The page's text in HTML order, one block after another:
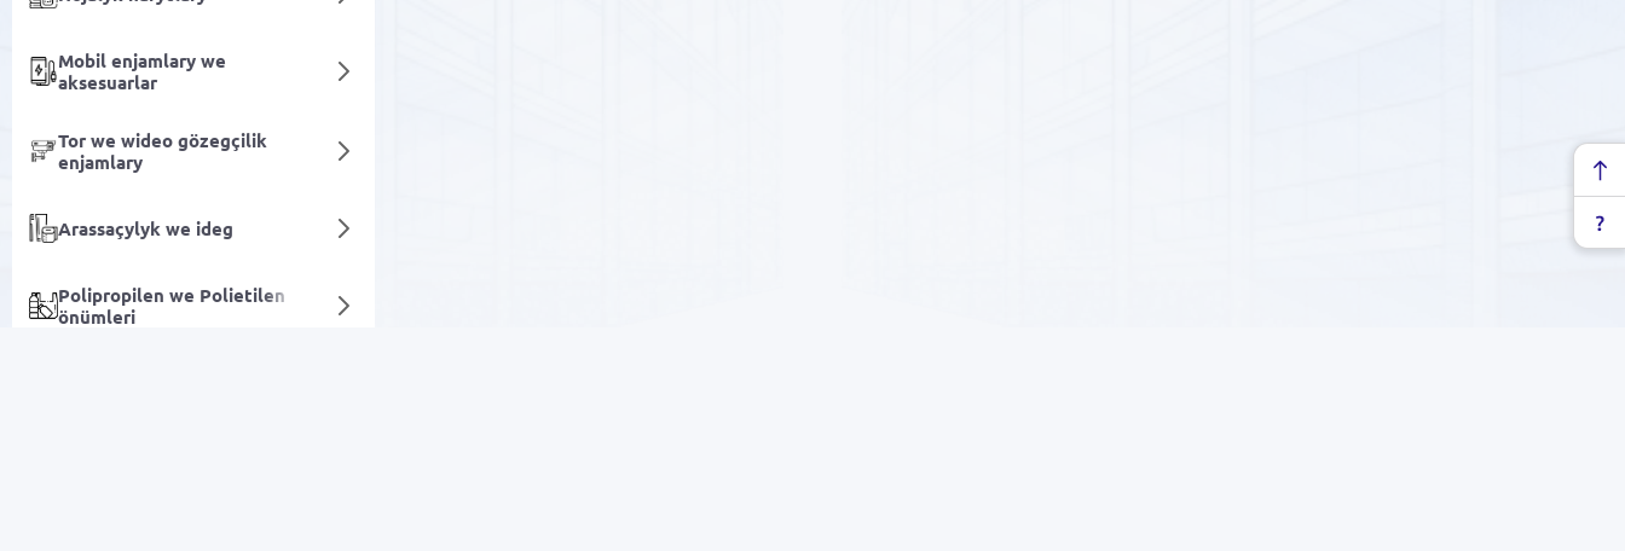
Mobil enjamlary we
aksesuarlar
Tor we wideo gözegçilik
enjamlary
Arassaçylyk we ideg
Polipropilen we Polietilen
önümleri